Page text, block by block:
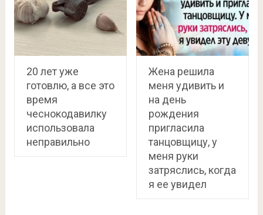
20 лет уже
готовлю, а все это
время
чеснокодавилку
использовала
неправильно
Жена решила
меня удивить и
на день
рождения
пригласила
танцовщицу, у
меня руки
затряслись, когда
я ее увидел